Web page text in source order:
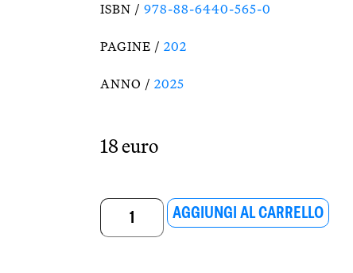
ISBN / 978-88-6440-565-0
PAGINE / 202
ANNO / 2025
18 euro
L'era
di
AGGIUNGI AL CARRELLO